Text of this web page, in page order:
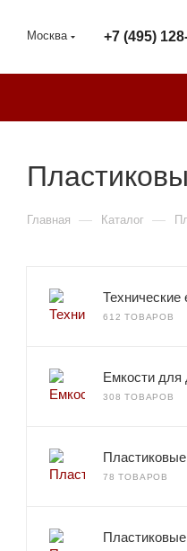
Москва +7 (495)
Главная — Каталог —
Технические
612 ТОВАРОВ
Емкости для
308 ТОВАРОВ
78 ТОВАРОВ